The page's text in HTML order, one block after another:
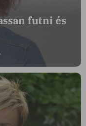
futni és